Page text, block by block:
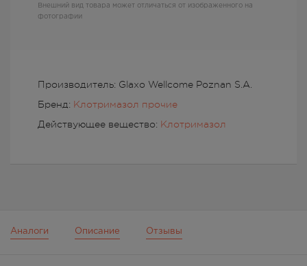
Производитель: Glaxo Wellcome Poznan S.A.
Бренд: Клотримазол прочие
Действующее вещество: Клотримазол
Внешний вид товара может отличаться от изображенного на
фотографии
Аналоги Описание Отзывы